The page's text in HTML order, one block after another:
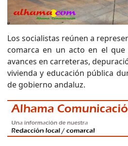
Los socialistas reúnen a
comarca en un acto en el
avances en carreteras,
vivienda y educación pública
de gobierno andaluz.